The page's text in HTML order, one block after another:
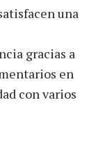
una
gracias a
en
con varios